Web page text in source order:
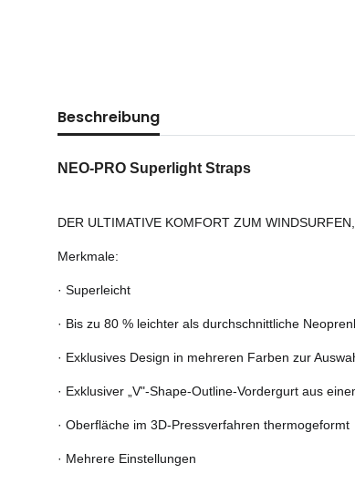
Beschreibung
NEO-PRO Superlight Straps
DER ULTIMATIVE KOMFORT ZUM
Merkmale:
· Superleicht
· Bis zu 80 % leichter als durchschnittliche
· Exklusives Design in mehreren Farben zur
· Exklusiver „V"-Shape-Outline-Vordergurt aus
· Oberfläche im 3D-Pressverfahren thermogeformt
· Mehrere Einstellungen